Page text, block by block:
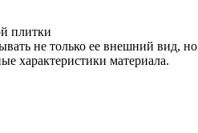
плитки
не только ее внешний вид,
характеристики материала.